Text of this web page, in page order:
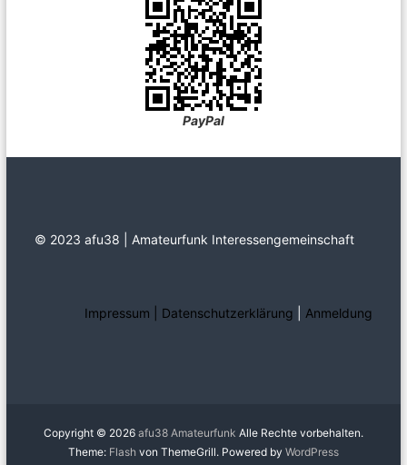
PayPal
© 2023 afu38 | Amateurfunk Interessengemeinschaft
Impressum | Datenschutzerklärung Anmeldung
Copyright © 2026 afu38 Amateurfunk Alle Rechte vorbehalten.
Theme: Flash von ThemeGrill. Powered by WordPress